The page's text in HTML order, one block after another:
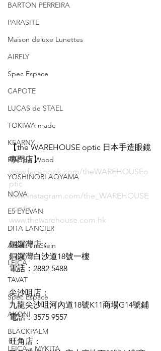
BARTON PERREIRA
PARASITE
Maison deluxe Lunettes
AIRFLY
Spec Espace
CAPOTE
LUCAS de STAEL
TOKIWA made
KEARNY
Freddie Wood
YOSHINORI AOYAMA
NOVA
E5 EYEVAN
DITA LANCIER
Albert I'mStein
LEICA
TAVAT
Spec Espace
AKONI
BLACKPALM
LEICA x MYKITA
【the WAREHOUSE optic 日本手造眼鏡
專門店】
www.facebook.com/theWAREHOUSEo
ptic
www.instagram.com/the_WAREHOUSE
_optic
www.thewarehouse.com.hk
銅鑼灣店：
銅鑼灣白沙道18號一樓
電話：2882 5488
尖沙咀店：
九龍尖沙咀河內道18號K11商場G14號鋪
電話：3575 9557
旺角店：